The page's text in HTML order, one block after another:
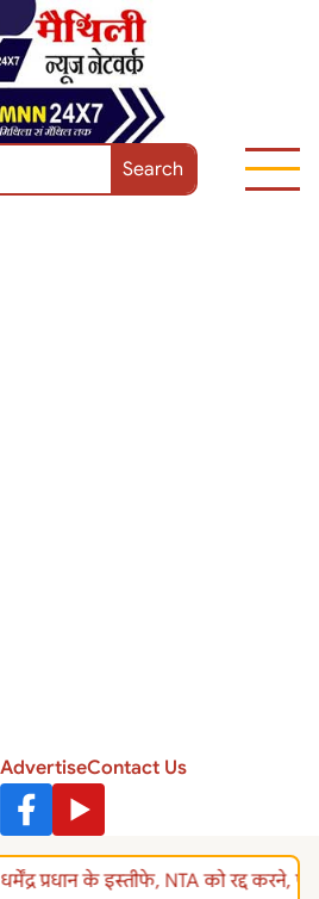
AdvertiseContact Us
धर्मेंद्र प्रधान के इस्तीफे, NTA को रद्द